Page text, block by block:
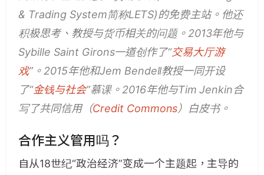
& Trading System简称LETS)的免费主站。他还
积极思考、教授与货币相关的问题。2013年他与
Sybille Saint Girons一道创作了“交易大厅游
戏”。2015年他和Jem Bendell教授一同开设
了“金钱与社会”慕课。2016年他与Tim Jenkin合
写了共同信用（Credit Commons）白皮书。
合作主义管用吗？
自从18世纪“政治经济”变成一个主题起，主导的